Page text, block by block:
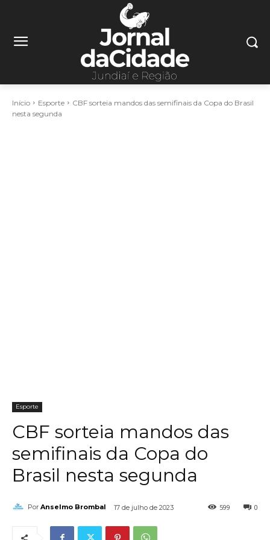
Início Esporte
CBF sorteia mandos das semifinais da Copa do Brasil
nesta segunda
Esporte
CBF sorteia mandos das
semifinais da Copa do
Brasil nesta segunda
Por Anselmo Brombal 17 de julho de 2023 0
599